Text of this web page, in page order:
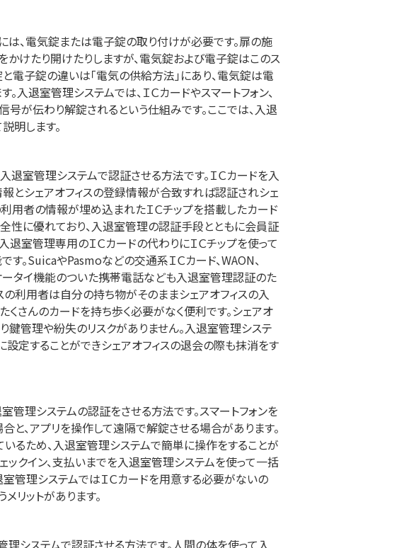
、電気錠または電子錠の取り付けが必要です。扉の施
かけたり開けたりしますが、電気錠および電子錠はこのス
電子錠の違いは「電気の供給方法」にあり、電気錠は電
退室管理システムでは、ＩＣカードやスマートフォン、
が伝わり解錠されるという仕組みです。ここでは、入退
明します。
退室管理システムで認証させる方法です。ＩＣカードを入
とシェアオフィスの登録情報が合致すれば認証されシェ
利用者の情報が埋め込まれたＩＣチップを搭載したカード
性に優れており、入退室管理の認証手段とともに会員証
退室管理専用のＩＣカードの代わりにＩＣチップを使って
。SuicaやPasmoなどの交通系ＩＣカード、WAON、
ータイ機能のついた携帯電話なども入退室管理認証のた
の利用者は自分の持ち物がそのままシェアオフィスの入
さんのカードを持ち歩く必要がなく便利です。シェアオ
管理や紛失のリスクがありません。入退室管理システ
定することができシェアオフィスの退会の際も抹消をす
管理システムの認証をさせる方法です。スマートフォンを
、アプリを操作して遠隔で解錠させる場合があります。
るため、入退室管理システムで簡単に操作をすることが
ックイン、支払いまでを入退室管理システムを使って一括
室管理システムではＩＣカードを用意する必要がないの
リットがあります。